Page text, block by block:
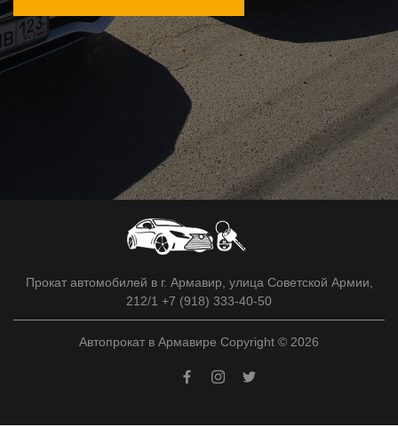
Прокат автомобилей в г. Армавир, улица Советской Армии,
212/1 +7 (918) 333-40-50
Автопрокат в Армавире Copyright © 2026